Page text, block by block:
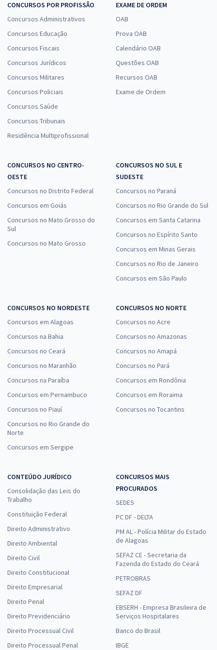
CONCURSOS POR PROFISSÃO
Concursos Administrativos
Concursos Educação
Concursos Fiscais
Concursos Jurídicos
Concursos Militares
Concursos Policiais
Concursos Saúde
Concursos Tribunais
Residência Multiprofissional
EXAME DE ORDEM
OAB
Prova OAB
Calendário OAB
Questões OAB
Recursos OAB
Exame de Ordem
CONCURSOS NO CENTRO-
OESTE
Concursos no Distrito Federal
Concursos em Goiás
Concursos no Mato Grosso do
Sul
Concursos no Mato Grosso
CONCURSOS NO SUL E
SUDESTE
Concursos no Paraná
Concursos no Rio Grande do Sul
Concursos em Santa Catarina
Concursos no Espírito Santo
Concursos em Minas Gerais
Concursos no Rio de Janeiro
Concursos em São Paulo
CONCURSOS NO NORDESTE
Concursos em Alagoas
Concursos na Bahia
Concursos no Ceará
Concursos no Maranhão
Concursos na Paraíba
Concursos em Pernambuco
Concursos no Piauí
Concursos no Rio Grande do
Norte
Concursos em Sergipe
CONCURSOS NO NORTE
Concursos no Acre
Concursos no Amazonas
Concursos no Amapá
Concursos no Pará
Concursos em Rondônia
Concursos em Roraima
Concursos no Tocantins
CONTEÚDO JURÍDICO
Consolidação das Leis do
Trabalho
Constituição Federal
Direito Administrativo
Direito Ambiental
Direito Civil
Direito Constitucional
Direito Empresarial
Direito Penal
Direito Previdenciário
Direito Processual Civil
Direito Processual Penal
CONCURSOS MAIS
PROCURADOS
SEDES
PC DF - DELTA
PM AL - Polícia Militar do Estado
de Alagoas
SEFAZ CE - Secretaria da
Fazenda do Estado do Ceará
PETROBRAS
SEFAZ DF
EBSERH - Empresa Brasileira de
Serviços Hospitalares
Banco do Brasil
IBGE